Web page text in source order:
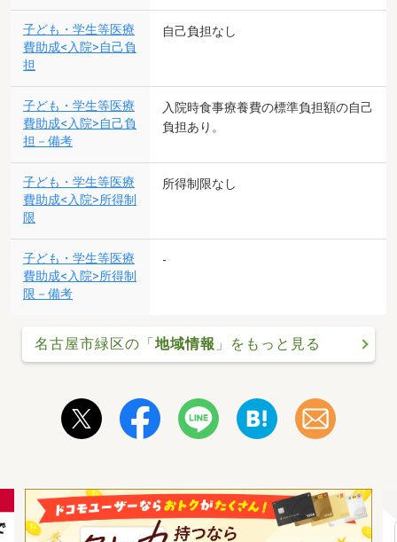
子ども・学生等医療
費助成<入院>自己負
担
自己負担なし
子ども・学生等医療
費助成<入院>自己負
担－備考
入院時食事療養費の標準負担額の自己
負担あり。
子ども・学生等医療
費助成<入院>所得制
限
所得制限なし
子ども・学生等医療
費助成<入院>所得制
限－備考
-
名古屋市緑区の「 地域情報 」をもっと見る